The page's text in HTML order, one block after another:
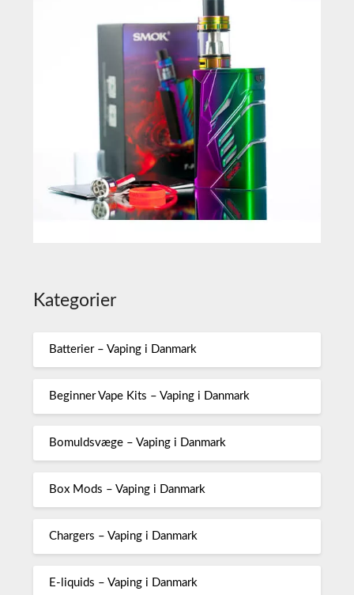
Kategorier
Batterier – Vaping i Danmark
Beginner Vape Kits – Vaping i Danmark
Bomuldsvæge – Vaping i Danmark
Box Mods – Vaping i Danmark
Chargers – Vaping i Danmark
E-liquids – Vaping i Danmark